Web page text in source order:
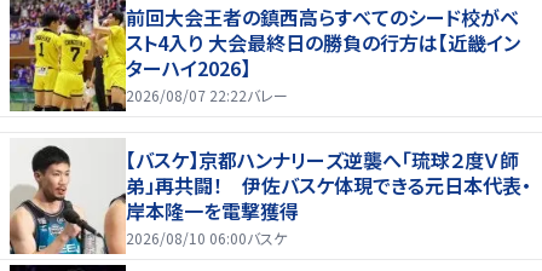
前回大会王者の鎮西高らすべてのシード校がベ
スト4入り 大会最終日の勝負の行方は【近畿イン
ターハイ2026】
2026/08/07 22:22バレー
【バスケ】京都ハンナリーズ逆襲へ「琉球２度Ｖ師
弟」再共闘！ 伊佐バスケ体現できる元日本代表・
岸本隆一を電撃獲得
2026/08/10 06:00バスケ